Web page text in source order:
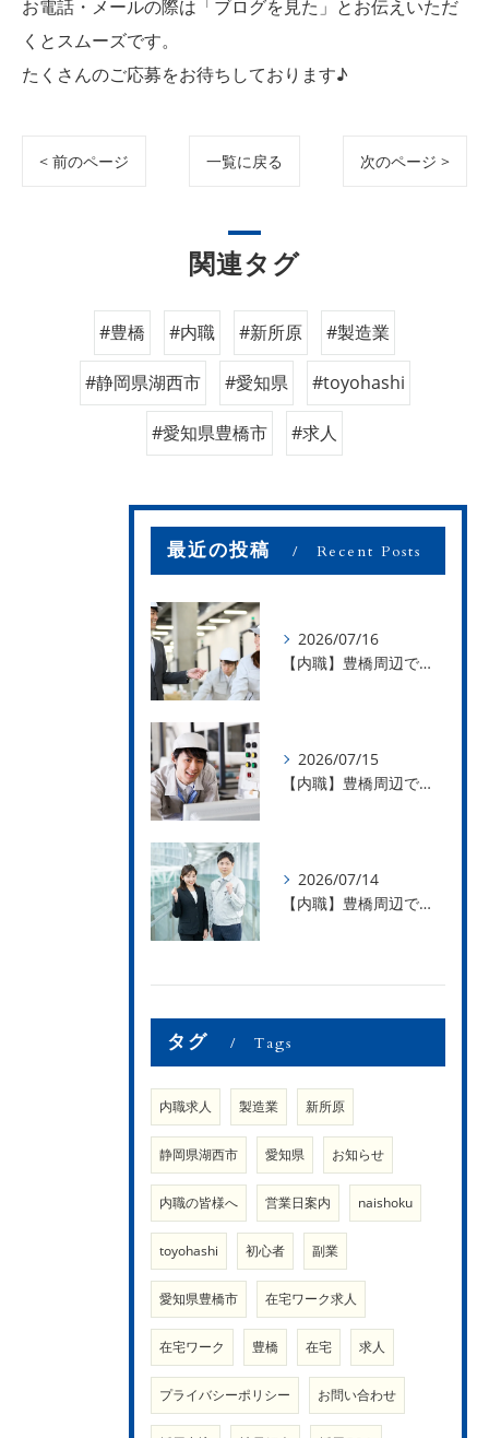
お電話・メールの際は「ブログを見た」とお伝えいただ
くとスムーズです。
たくさんのご応募をお待ちしております♪
< 前のページ 一覧に戻る 次のページ >
関連タグ
#豊橋 #内職 #新所原 #製造業
#静岡県湖西市 #愛知県 #toyohashi
#愛知県豊橋市 #求人
最近の投稿 Recent Posts
2026/07/16
【内職】豊橋周辺で内職のお仕事を探している方募集中！【お仕事の内容】
2026/07/15
【内職】豊橋周辺で内職のお仕事を探している方募集中！【急な学級閉鎖も安心】
2026/07/14
【内職】豊橋周辺で内職のお仕事を探している方募集中！【内職さまのお声②】
タグ Tags
内職求人 製造業 新所原
静岡県湖西市 愛知県 お知らせ
内職の皆様へ 営業日案内 naishoku
toyohashi 初心者 副業
愛知県豊橋市 在宅ワーク求人
在宅ワーク 豊橋 在宅 求人
プライバシーポリシー お問い合わせ